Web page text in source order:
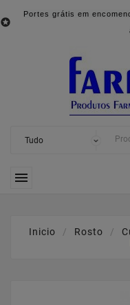

Portes grátis em

Inicio Rosto